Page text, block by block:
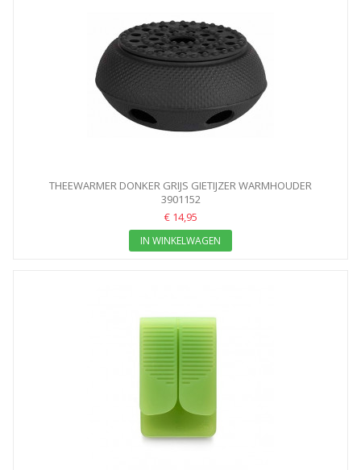
THEEWARMER DONKER GRIJS GIETIJZER WARMHOUDER
3901152
€ 14,95
IN WINKELWAGEN